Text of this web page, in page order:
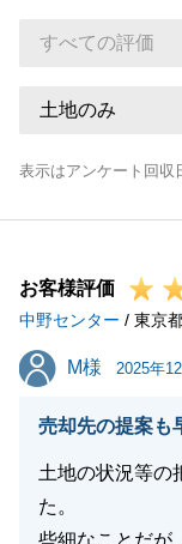
表示はアンケート回収
お客様評価
中野センター / 東京
M様
M様 2025年
売却先の提案も
土地の状況等の
た。
些細なことだが